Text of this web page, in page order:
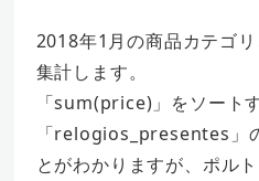
2018年1月の商品カテゴ
集計します。
「sum(price)」をソート
「relogios_presentes」
とがわかりますが、ポル